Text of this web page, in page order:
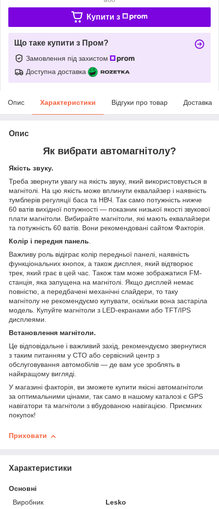
Купити з
Що таке купити з Пром?
Замовлення під захистом
Доступна доставка
Опис Характеристики Відгуки про товар Доставка
Опис
Як вибрати автомагнітолу?
Якість звуку.
Треба звернути увагу на якість звуку, який використовується в
магнітолі. На цю якість може вплинути еквалайзер і наявність
тумблерів регуляції баса та НВЧ. Так само потужність нижче
60 ватів вихідної потужності — показник низької якості звукової
плати магнітоли. Вибирайте магнітоли, які мають еквалайзери
та потужність 60 ватів. Вони рекомендовані сайтом Факторія.
Колір і передня панель.
Важливу роль відіграє колір передньої панелі, наявність
функціональних кнопок, а також дисплея, який відтворює
трек, який грає в цей час. Також там може зображатися FM-
станція, яка запущена на магнітолі. Якщо дисплей немає
повністю, а передбачені механічні слайдери, то таку
магнітолу не рекомендуємо купувати, оскільки вона застаріла
модель. Купуйте магнітоли з LED-екранами або TFT/IPS
дисплеями.
Встановлення магнітоли.
Це відповідальне і важливий захід, рекомендуємо звернутися
з таким питанням у СТО або сервісний центр з
обслуговування автомобілів — де вам усе зроблять в
найкращому вигляді.
У магазині факторія, ви зможете купити якісні автомагнітоли
за оптимальними цінами, так само в нашому каталозі є GPS
навігатори та магнітоли з вбудованою навігацією. Приємних
покупок!
Приховати
Характеристики
Основні
Виробник
Lesko